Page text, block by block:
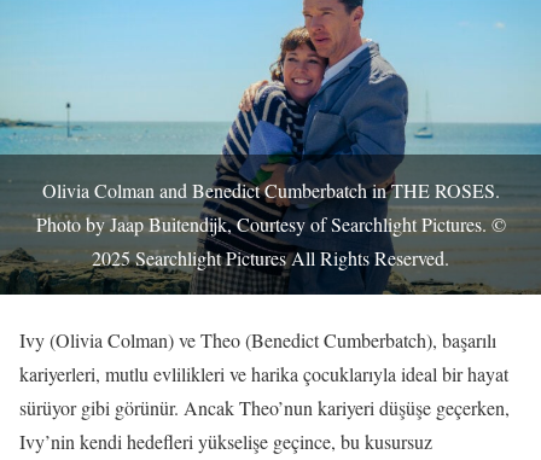
Olivia Colman and Benedict Cumberbatch in THE ROSES.
Photo by Jaap Buitendijk, Courtesy of Searchlight Pictures. ©
2025 Searchlight Pictures All Rights Reserved.
Ivy (Olivia Colman) ve Theo (Benedict Cumberbatch), başarılı
kariyerleri, mutlu evlilikleri ve harika çocuklarıyla ideal bir hayat
sürüyor gibi görünür. Ancak Theo’nun kariyeri düşüşe geçerken,
Ivy’nin kendi hedefleri yükselişe geçince, bu kusursuz